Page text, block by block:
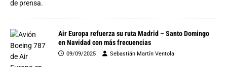
Air Europa refuerza su ruta Madrid – Santo Domingo
en Navidad con más frecuencias
09/09/2025 Sebastián Martín Ventola